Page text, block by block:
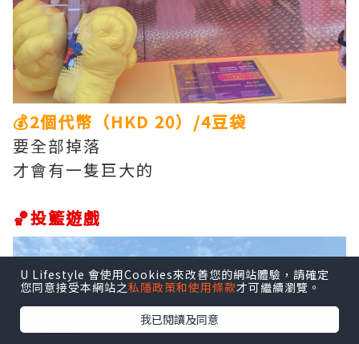
💰2個代幣（HKD 20）/4豆袋
要全部掉落
才會有一隻巨大的
🏀投籃遊戲
U Lifestyle 會使用Cookies來改善您的網站體驗，請確定
您同意接受本網站之私隱政策和使用條款才可繼續瀏覽。
我已閱讀及同意